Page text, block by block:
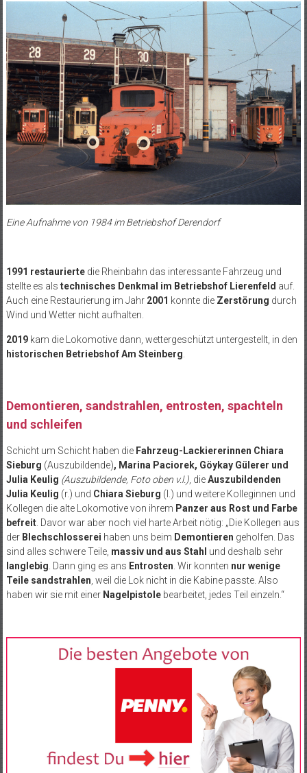
Eine Aufnahme von 1984 im Betriebshof Derendorf
1991 restauriertedie Rheinbahn das interessante Fahrzeug und
stellte es als technisches Denkmal im Betriebshof Lierenfeld auf.
Auch eine Restaurierung im Jahr 2001 konnte die Zerstörung durch
Wind und Wetter nicht aufhalten.
2019kam die Lokomotive dann, wettergeschützt untergestellt, in den
historischen Betriebshof Am Steinberg
Demontieren, sandstrahlen, entrosten, spachteln
und schleifen
Schicht um Schicht haben die Fahrzeug-Lackiererinnen Chiara
Sieburg (Auszubildende), Marina Paciorek, Göykay Gülerer und
Julia Keulig (Auszubildende, Foto oben v.l.), dieAuszubildenden
Julia Keulig (r.) und Chiara Sieburg (l.) und weitere Kolleginnen und
Kollegen die alte Lokomotive von ihrem Panzer aus Rost und Farbe
befreit. Davor war aber noch viel harte Arbeit nötig: „Die Kollegen aus
der Blechschlosserei haben uns beim Demontieren geholfen. Das
sind alles schwere Teile, massiv und aus Stahl und deshalb sehr
langlebig . Dann ging es ans Entrosten . Wir konnten nur wenige
Teile sandstrahlen , weil die Lok nicht in die Kabine passte. Also
haben wir sie mit einer Nagelpistolebearbeitet, jedes Teil einzeln.“